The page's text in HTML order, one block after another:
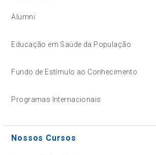
Alumni
Educação em Saúde da População
Fundo de Estímulo ao Conhecimento
Programas Internacionais
Nossos Cursos